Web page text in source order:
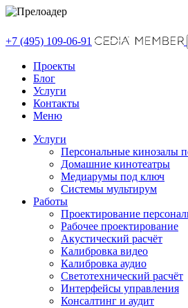
+7 (495) 109-06-91
Проекты
Блог
Услуги
Контакты
Меню
Услуги
Персональные кинозалы
Домашние кинотеатры
Медиарумы под ключ
Системы мультирум
Работы
Проектирование
Рабочее проектирование
Акустический расчёт
Калибровка видео
Калибровка аудио
Светотехнический расчёт
Интерфейсы управления
Консалтинг и аудит